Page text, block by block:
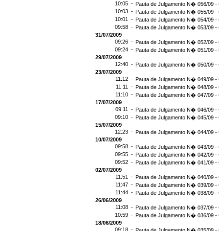
10:05 - Pauta de Julgamento N� 056/09 -
10:03 - Pauta de Julgamento N� 055/09 -
10:01 - Pauta de Julgamento N� 054/09 -
09:58 - Pauta de Julgamento N� 053/09 -
31/07/2009
09:26 - Pauta de Julgamento N� 052/09 -
09:24 - Pauta de Julgamento N� 051/09 -
29/07/2009
12:40 - Pauta de Julgamento N� 050/09 -
23/07/2009
11:12 - Pauta de Julgamento N� 049/09 -
11:11 - Pauta de Julgamento N� 048/09 -
11:10 - Pauta de Julgamento N� 047/09 -
17/07/2009
09:11 - Pauta de Julgamento N� 046/09 -
09:10 - Pauta de Julgamento N� 045/09 -
15/07/2009
12:23 - Pauta de Julgamento N� 044/09 -
10/07/2009
09:58 - Pauta de Julgamento N� 043/09 -
09:55 - Pauta de Julgamento N� 042/09 -
09:52 - Pauta de Julgamento N� 041/09 -
02/07/2009
11:51 - Pauta de Julgamento N� 040/09 -
11:47 - Pauta de Julgamento N� 039/09 -
11:44 - Pauta de Julgamento N� 038/09 -
26/06/2009
11:08 - Pauta de Julgamento N� 037/09 -
10:59 - Pauta de Julgamento N� 036/09 -
18/06/2009
09:18 -